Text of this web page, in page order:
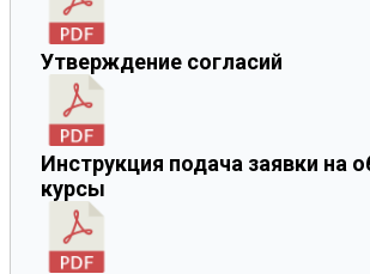
Утверждение согласий
Инструкция подача заявки на
курсы